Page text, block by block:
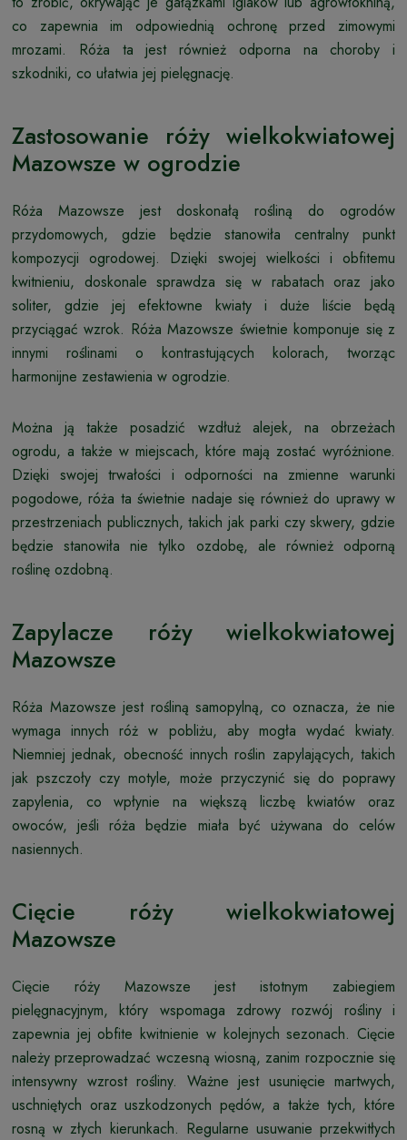
co zapewnia im odpowiednią ochronę przed zimowymi
mrozami. Róża ta jest również odporna na choroby i
szkodniki, co ułatwia jej pielęgnację.
Zastosowanie róży wielkokwiatowej
Mazowsze w ogrodzie
Róża Mazowsze jest doskonałą rośliną do ogrodów
przydomowych, gdzie będzie stanowiła centralny punkt
kompozycji ogrodowej. Dzięki swojej wielkości i obfitemu
kwitnieniu, doskonale sprawdza się w rabatach oraz jako
soliter, gdzie jej efektowne kwiaty i duże liście będą
przyciągać wzrok. Róża Mazowsze świetnie komponuje się z
innymi roślinami o kontrastujących kolorach, tworząc
harmonijne zestawienia w ogrodzie.
Można ją także posadzić wzdłuż alejek, na obrzeżach
ogrodu, a także w miejscach, które mają zostać wyróżnione.
Dzięki swojej trwałości i odporności na zmienne warunki
pogodowe, róża ta świetnie nadaje się również do uprawy w
przestrzeniach publicznych, takich jak parki czy skwery, gdzie
będzie stanowiła nie tylko ozdobę, ale również odporną
roślinę ozdobną.
Zapylacze róży wielkokwiatowej
Mazowsze
Róża Mazowsze jest rośliną samopylną, co oznacza, że nie
wymaga innych róż w pobliżu, aby mogła wydać kwiaty.
Niemniej jednak, obecność innych roślin zapylających, takich
jak pszczoły czy motyle, może przyczynić się do poprawy
zapylenia, co wpłynie na większą liczbę kwiatów oraz
owoców, jeśli róża będzie miała być używana do celów
nasiennych.
Cięcie róży wielkokwiatowej
Mazowsze
Cięcie róży Mazowsze jest istotnym zabiegiem
pielęgnacyjnym, który wspomaga zdrowy rozwój rośliny i
zapewnia jej obfite kwitnienie w kolejnych sezonach. Cięcie
należy przeprowadzać wczesną wiosną, zanim rozpocznie się
intensywny wzrost rośliny. Ważne jest usunięcie martwych,
uschniętych oraz uszkodzonych pędów, a także tych, które
rosną w złych kierunkach. Regularne usuwanie przekwitłych